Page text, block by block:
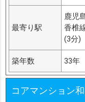
最寄り駅
鹿児
香椎
(3分)
築年数 33年
コアマンション